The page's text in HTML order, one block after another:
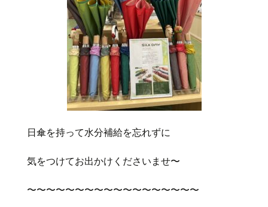
日傘を持って水分補給を忘れずに
気をつけてお出かけくださいませ〜
〜〜〜〜〜〜〜〜〜〜〜〜〜〜〜〜〜〜